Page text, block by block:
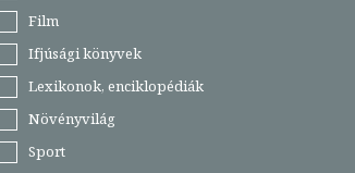
Film
Ifjúsági könyvek
Lexikonok, enciklopédiák
Növényvilág
Sport